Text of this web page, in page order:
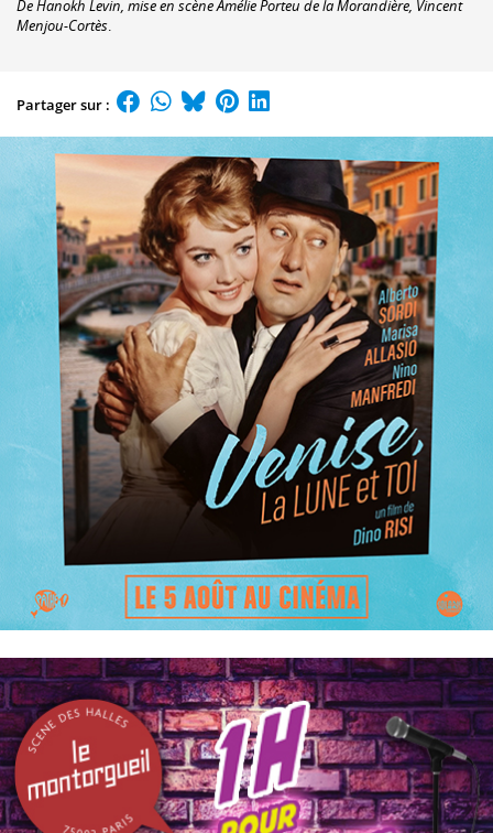
De Hanokh Levin, mise en scène Amélie Porteu de la Morandière, Vincent
Menjou-Cortès.
Partager sur :